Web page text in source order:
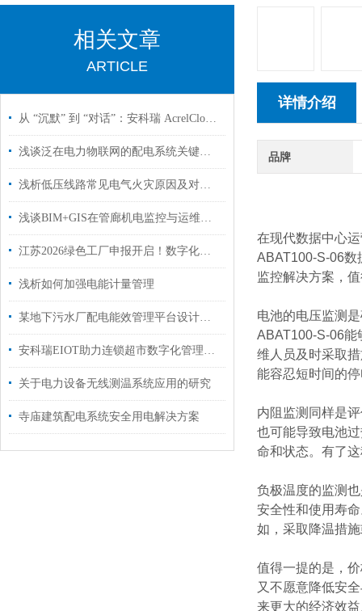
相关文章
ARTICLE
从 “沉默” 到 “对话”：安科瑞 AcrelCloud-1000 云平台唤醒老旧变电站
浅谈泛在电力物联网的配电系统关键技术研究
浅析低压线路常见电气火灾原因及对应的预防措施
浅谈BIM+GIS在管廊机电监控与运维管控系统中的应用
江苏2026绿色工厂申报开启！数字化能碳平台成硬性门槛，12项功能缺一不可
浅析如何加强电能计量管理
某地下污水厂配电能效管理平台设计与智能照明策略
安科瑞EIOT助力连锁超市数字化管理的全景探索
关于电力设备无线测温系统应用的研究
寺庙建筑配电系统安全用电解决方案
详情介绍
品牌
在现代数据中心
ABAT100-S-06数
监控解决方案，
电池的电压监测
ABAT100-S-06能
维人员及时采取
能容忍短时间的
内阻监测同样是
也可能导致电池
命和状态。有了
负极温度的监测
安全性和使用寿
如，采取降温措
值得一提的是，
又不愿意降低安
来更大的经济效